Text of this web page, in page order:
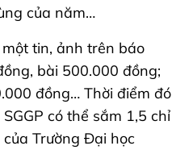
của năm…
tin, ảnh trên báo
bài 500.000 đồng;
đồng… Thời điểm đó
có thể sắm 1,5 chỉ
Trường Đại học